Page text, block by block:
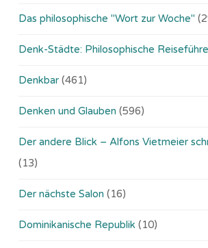
Das philosophische "Wort zur Woche"
Denk-Städte: Philosophische
Denkbar (461)
Denken und Glauben (596)
Der andere Blick – Alfons Vietmeier
(13)
Der nächste Salon (16)
Dominikanische Republik (10)